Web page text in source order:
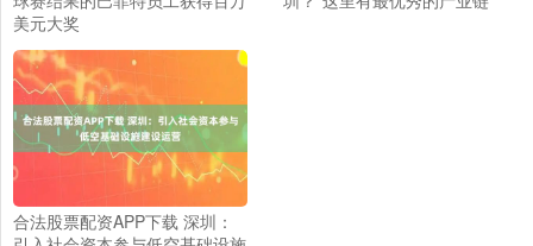
美元大奖
合法股票配资APP下载 深圳：